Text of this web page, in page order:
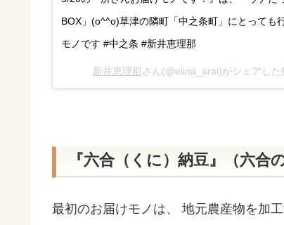
BOX」(o^^o)草津の隣町「中之条町」にとって
モノです #中之条 #新井恵理那
新井恵理那さん(@elina_arai)がシェアした
『六合（くに）納豆』（六合
最初のお届けモノは、 地元農産物を加